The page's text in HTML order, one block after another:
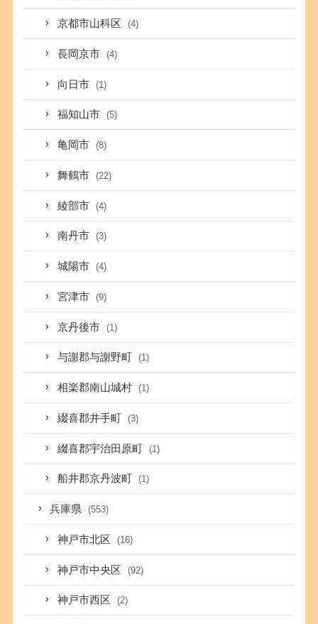
京都市山科区 (4)
長岡京市 (4)
向日市 (1)
福知山市 (5)
亀岡市 (8)
舞鶴市 (22)
綾部市 (4)
南丹市 (3)
城陽市 (4)
宮津市 (9)
京丹後市 (1)
与謝郡与謝野町 (1)
相楽郡南山城村 (1)
綴喜郡井手町 (3)
綴喜郡宇治田原町 (1)
船井郡京丹波町 (1)
兵庫県 (553)
神戸市北区 (16)
神戸市中央区 (92)
神戸市西区 (2)